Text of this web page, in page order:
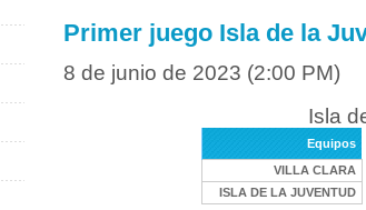
Primer juego Isla de la
8 de junio de 2023 (2:00 PM)
Isla
Equipos
VILLA CLARA
ISLA DE LA JUVENTUD